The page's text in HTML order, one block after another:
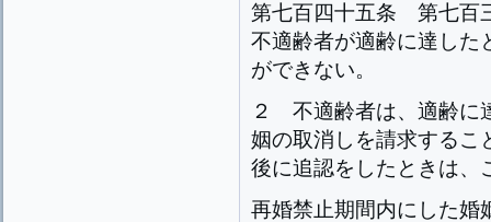
第七百四十五条 第七百
不適齢者が適齢に達した
ができない。
２ 不適齢者は、適齢に
姻の取消しを請求するこ
後に追認をしたときは、
再婚禁止期間内にした婚